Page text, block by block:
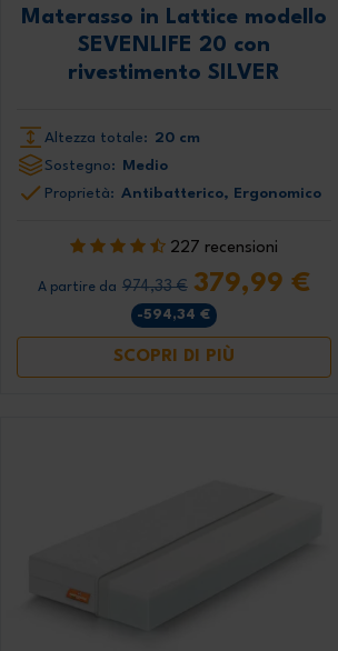
Materasso in Lattice modello
SEVENLIFE 20 con
rivestimento SILVER
Altezza totale: 20 cm
Sostegno: Medio
Proprietà: Antibatterico, Ergonomico
227 recensioni
A partire da 974,33 € 379,99 €
-594,34 €
SCOPRI DI PIÙ